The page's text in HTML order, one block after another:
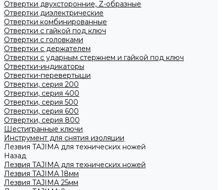
Отвертки двухсторонние, Z-образные
Отвертки диэлектрические
Отвертки комбинированные
Отвертки с гайкой под ключ
Отвертки с головками
Отвертки с держателем
Отвертки с ударным стержнем и гайкой под ключ
Отвертки-индикаторы
Отвертки-перевертыши
Отвертки, серия 200
Отвертки, серия 400
Отвертки, серия 500
Отвертки, серия 600
Отвертки, серия 800
Шестигранные ключи
Инструмент для снятия изоляции
Лезвия TAJIMA для технических ножей
Назад
Лезвия TAJIMA для технических ножей
Лезвия TAJIMA 18мм
Лезвия TAJIMA 25мм